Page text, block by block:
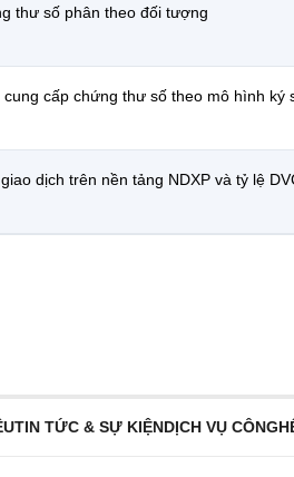
thư số phân theo đối tượng
cấp chứng thư số theo mô hình ký
dịch trên nền tảng NDXP và tỷ lệ
TIN TỨC & SỰ KIỆNDỊCH VỤ CÔNG